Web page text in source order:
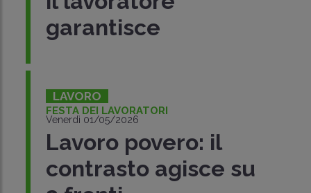
garantisce
LAVORO
FESTA DEI LAVORATORI
Venerdì 01/05/2026
Lavoro povero: il
contrasto agisce su